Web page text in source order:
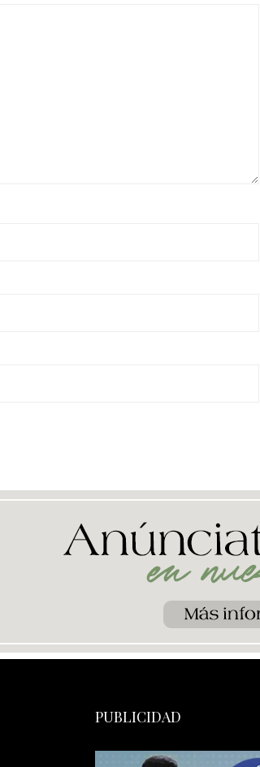
PUBLICIDAD